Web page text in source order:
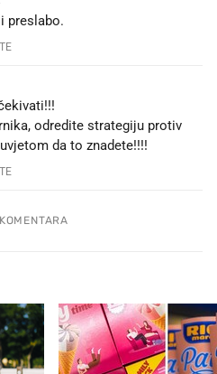
preslabo.
odredite strategiju protiv
da to znadete!!!!